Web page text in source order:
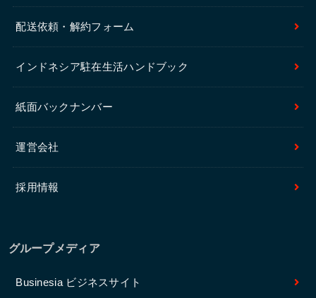
配送依頼・解約フォーム
インドネシア駐在生活ハンドブック
紙面バックナンバー
運営会社
採用情報
グループメディア
Businesia ビジネスサイト